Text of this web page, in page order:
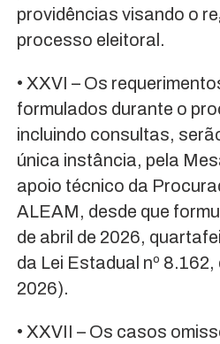
providências visando o
processo eleitoral.
• XXVI – Os
formulados durante o
incluindo consultas,
única instância, pela
apoio técnico da
ALEAM, desde que
de abril de 2026,
da Lei Estadual nº 8.162,
2026).
• XXVII – Os casos